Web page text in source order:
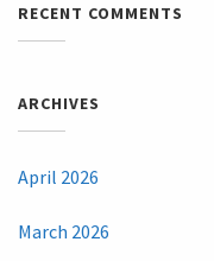
RECENT COMMENTS
ARCHIVES
April 2026
March 2026